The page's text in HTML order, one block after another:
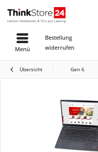
Bestellung
widerrufen
Menü
Übersicht Gen 6